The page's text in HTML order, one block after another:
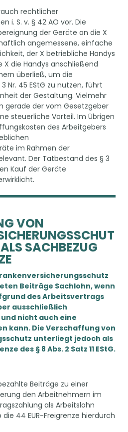
rechtlicher
i. S. v. § 42 AO vor. Die
der Geräte an die X
angemessene, einfache
der X betriebliche Handys
X die Handys anschließend
überließ, um die
Nr. 45 EStG zu nutzen, führt
der Gestaltung. Vielmehr
gerade der vom Gesetzgeber
steuerliche Vorteil. Im Übrigen
des Arbeitgebers
im Rahmen der
Der Tatbestand des § 3
Kauf der Geräte
VON
SACHBEZUG
Beiträge Sachlohn, wenn
des Arbeitsvertrags
ausschließlich
nicht auch eine
kann. Die Verschaffung von
unterliegt jedoch als
des § 8 Abs. 2 Satz 11 EStG.
Beiträge zu einer
den Arbeitnehmern im
als Arbeitslohn
44 EUR-Freigrenze hierdurch